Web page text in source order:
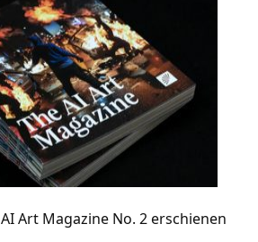
AI Art Magazine No. 2 erschienen